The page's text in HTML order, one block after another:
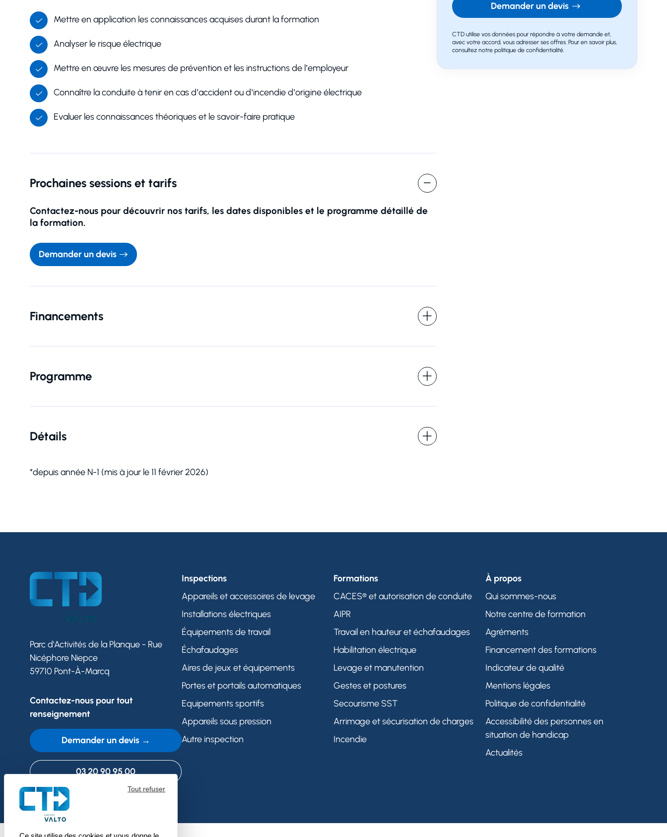
Mettre en application les connaissances acquises durant la formation
Analyser le risque électrique
Mettre en œuvre les mesures de prévention et les instructions de l’employeur
Connaître la conduite à tenir en cas d’accident ou d’incendie d’origine électrique
Evaluer les connaissances théoriques et le savoir-faire pratique
Prochaines sessions et tarifs
Contactez-nous pour découvrir nos tarifs, les dates disponibles et le programme détaillé de
la formation.
Demander un devis
Financements
Programme
Détails
*depuis année N-1 (mis à jour le 11 février 2026)
Demander un devis
CTD utilise vos données pour répondre à votre demande et,
avec votre accord, vous adresser ses offres. Pour en savoir plus,
consultez notre politique de confidentialité.
Parc d'Activités de la Planque - Rue
Nicéphore Niepce
59710 Pont-À-Marcq
Contactez-nous pour tout
renseignement
Demander un devis →
03 20 90 95 00
Inspections
Appareils et accessoires de levage
Installations électriques
Équipements de travail
Échafaudages
Aires de jeux et équipements
Portes et portails automatiques
Equipements sportifs
Appareils sous pression
Autre inspection
Formations
CACES® et autorisation de conduite
AIPR
Travail en hauteur et échafaudages
Habilitation électrique
Levage et manutention
Gestes et postures
Secourisme SST
Arrimage et sécurisation de charges
Incendie
À propos
Qui sommes-nous
Notre centre de formation
Agréments
Financement des formations
Indicateur de qualité
Mentions légales
Politique de confidentialité
Accessibilité des personnes en
situation de handicap
Actualités
Votre message
Tout refuser